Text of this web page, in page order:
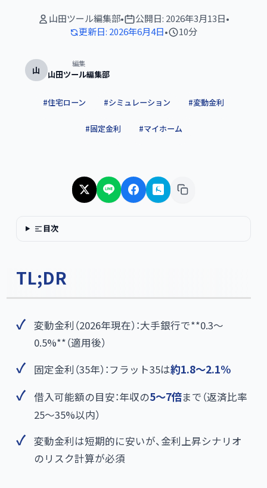
山田ツール編集部• 公開日: 2026年3月13日 •
更新日: 2026年6月4日 • 10分
山
編集
山田ツール編集部
#住宅ローン #シミュレーション #変動金利
# 固定金利 #マイホーム
目次
TL;DR
変動金利（2026年現在）：大手銀行で**0.3〜
0.5%**​（適用後）
固定金利（35年）：フラット35は約1.8〜2.1%
借入可能額の目安：年収の5〜7倍まで（返済比率
25〜35%以内）
変動金利は短期的に安いが、金利上昇シナリオ
のリスク計算が必須